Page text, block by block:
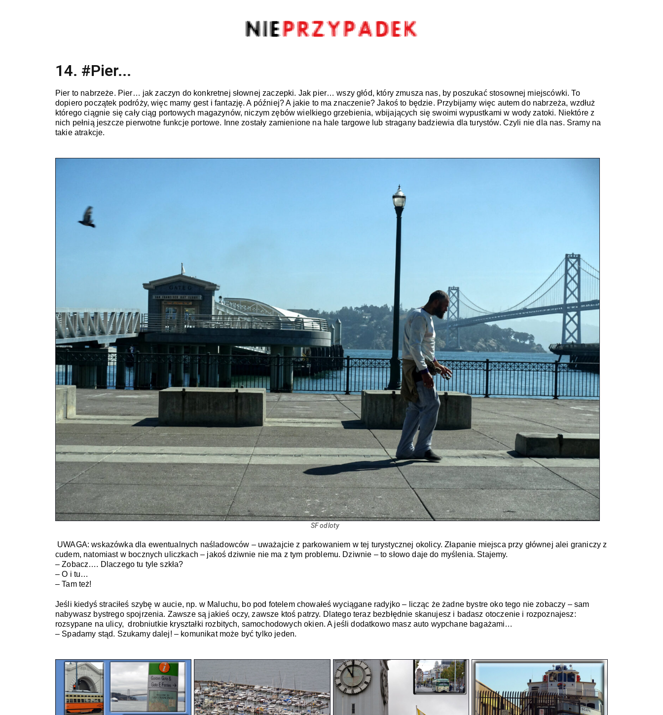
14. #Pier...
Pier to nabrzeże. Pier… jak zaczyn do konkretnej słownej zaczepki. Jak pier… wszy głód, który zmusza nas, by poszukać stosownej miejscówki. To
dopiero początek podróży, więc mamy gest i fantazję. A później? A jakie to ma znaczenie? Jakoś to będzie. Przybijamy więc autem do nabrzeża, wzdłuż
którego ciągnie się cały ciąg portowych magazynów, niczym zębów wielkiego grzebienia, wbijających się swoimi wypustkami w wody zatoki. Niektóre z
nich pełnią jeszcze pierwotne funkcje portowe. Inne zostały zamienione na hale targowe lub stragany badziewia dla turystów. Czyli nie dla nas. Sramy na
takie atrakcje.
SF odloty
UWAGA: wskazówka dla ewentualnych naśladowców – uważajcie z parkowaniem w tej turystycznej okolicy. Złapanie miejsca przy głównej alei graniczy z
– Tam też!
Jeśli kiedyś straciłeś szybę w aucie, np. w Maluchu, bo pod fotelem chowałeś wyciągane radyjko – licząc że żadne bystre oko tego nie zobaczy – sam
nabywasz bystrego spojrzenia. Zawsze są jakieś oczy, zawsze ktoś patrzy. Dlatego teraz bezbłędnie skanujesz i badasz otoczenie i rozpoznajesz:
– Spadamy stąd. Szukamy dalej! – komunikat może być tylko jeden.